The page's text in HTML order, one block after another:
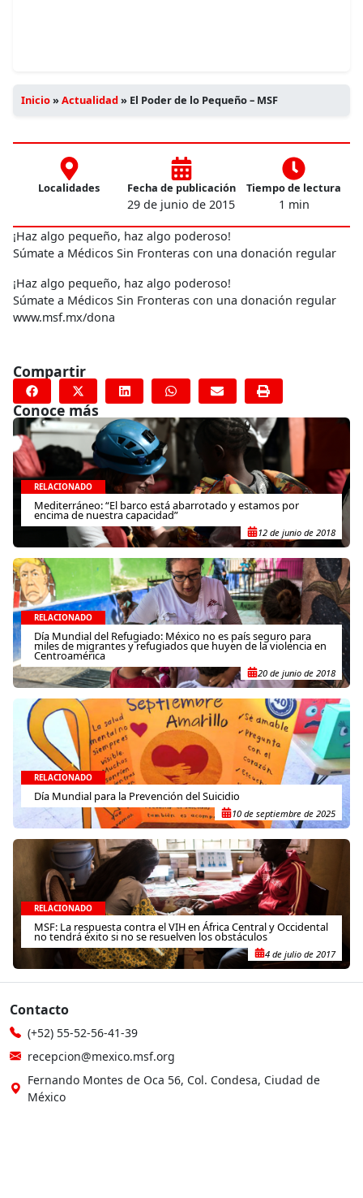
Inicio»Actualidad» El Poder de lo Pequeño – MSF
Localidades Fecha de publicación
29 de junio de 2015
Tiempo de lectura
1 min
¡Haz algo pequeño, haz algo poderoso!
Súmate a Médicos Sin Fronteras con una donación regular
¡Haz algo pequeño, haz algo poderoso!
Súmate a Médicos Sin Fronteras con una donación regular
www.msf.mx/dona
Compartir
Conoce más
RELACIONADO
Mediterráneo: “El barco está abarrotado y estamos por
encima de nuestra capacidad”
12 de junio de 2018
RELACIONADO
Día Mundial del Refugiado: México no es país seguro para
miles de migrantes y refugiados que huyen de la violencia en
Centroamérica
20 de junio de 2018
RELACIONADO
Día Mundial para la Prevención del Suicidio
10 de septiembre de 2025
RELACIONADO
MSF: La respuesta contra el VIH en África Central y Occidental
no tendrá éxito si no se resuelven los obstáculos
4 de julio de 2017
Contacto
(+52) 55-52-56-41-39
recepcion@mexico.msf.org
Fernando Montes de Oca 56, Col. Condesa, Ciudad de
México